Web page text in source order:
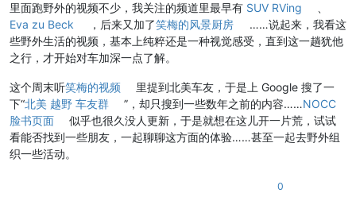
里面跑野外的视频不少，我关注的频道里最早有 SUV RVing
Eva zu Beck
，后来又加了笑梅的风景厨房
……说起来，我看这
些野外生活的视频，基本上纯粹还是一种视觉感受，直到这一趟犹他
之行，才开始对车加深一点了解。
这个周末听笑梅的视频
里提到北美车友，于是上 Google 搜了一
下“北美 越野 车友群 ”，却只搜到一些数年之前的内容……NOCC
脸书页面
似乎也很久没人更新，于是就想在这儿开一片荒，试试
看能否找到一些朋友，一起聊聊这方面的体验……甚至一起去野外组
织一些活动。
0